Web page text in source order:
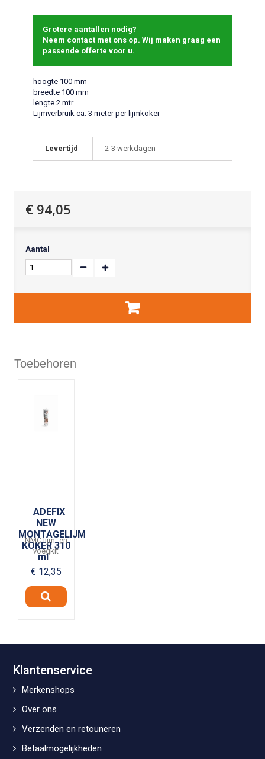
Grotere aantallen nodig?
Neem contact met ons op. Wij maken graag een
passende offerte voor u.
hoogte 100 mm
breedte 100 mm
lengte 2 mtr
Lijmverbruik ca. 3 meter per lijmkoker
Levertijd 2-3 werkdagen
€ 94,05
Aantal
Toebehoren
ADEFIX
NEW
MONTAGELIJM
KOKER 310
ml
NMC lijm- en
voegkit
€ 12,35
Klantenservice
Merkenshops
Over ons
Verzenden en retouneren
Betaalmogelijkheden